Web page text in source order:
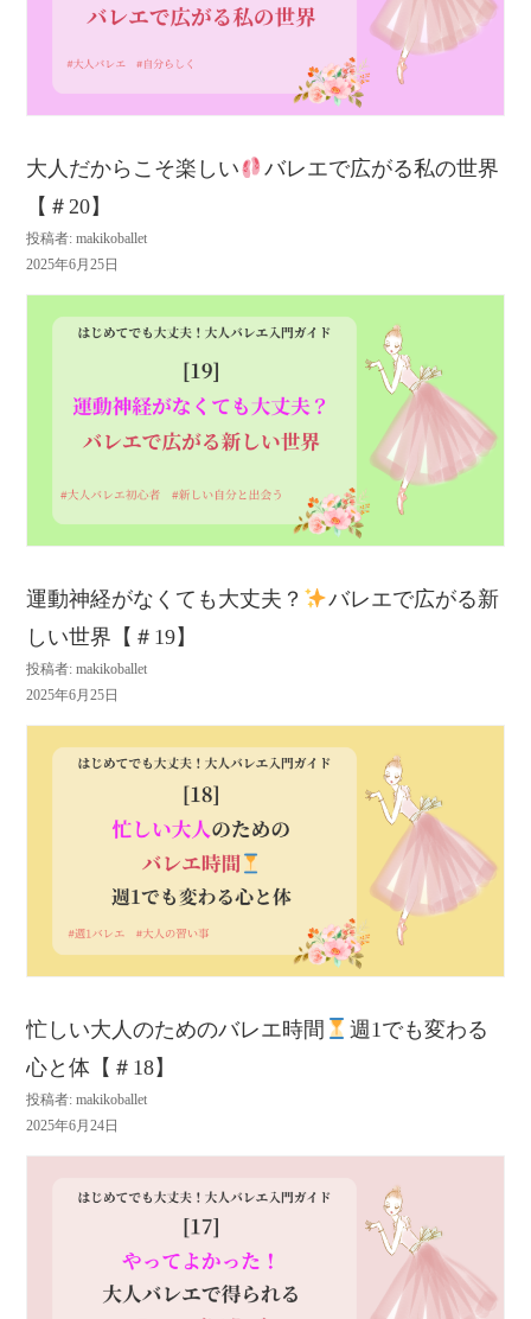
大人だからこそ楽しい
バレエで広がる私の世界
【＃20】
投稿者: makikoballet
2025年6月25日
運動神経がなくても大丈夫？
バレエで広がる新
しい世界【＃19】
投稿者: makikoballet
2025年6月25日
忙しい大人のためのバレエ時間
週1でも変わる
心と体【＃18】
投稿者: makikoballet
2025年6月24日